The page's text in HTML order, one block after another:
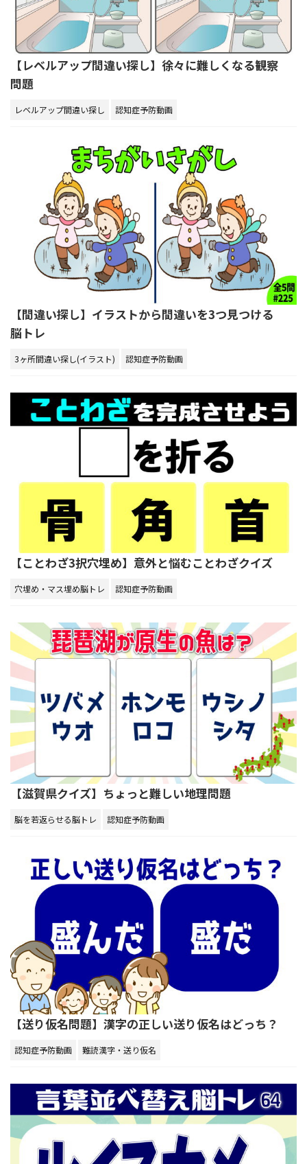
【レベルアップ間違い探し】徐々に難しくなる観察
問題
レベルアップ間違い探し 認知症予防動画
【間違い探し】イラストから間違いを3つ見つける
脳トレ
3ヶ所間違い探し(イラスト) 認知症予防動画
【ことわざ3択穴埋め】意外と悩むことわざクイズ
穴埋め・マス埋め脳トレ 認知症予防動画
【滋賀県クイズ】ちょっと難しい地理問題
脳を若返らせる脳トレ 認知症予防動画
【送り仮名問題】漢字の正しい送り仮名はどっち？
認知症予防動画 難読漢字・送り仮名